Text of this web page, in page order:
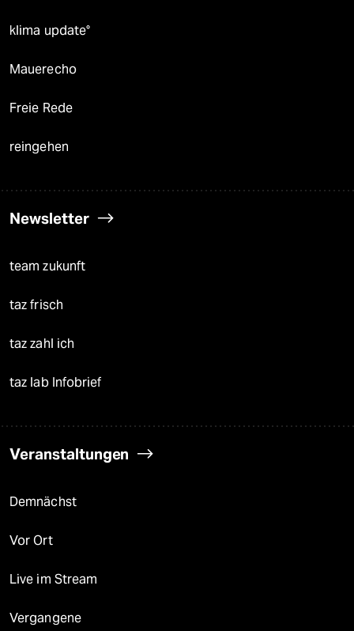
klima update°
Mauerecho
Freie Rede
reingehen
Newsletter
team zukunft
taz frisch
taz zahl ich
taz lab Infobrief
Veranstaltungen
Demnächst
Vor Ort
Live im Stream
Vergangene